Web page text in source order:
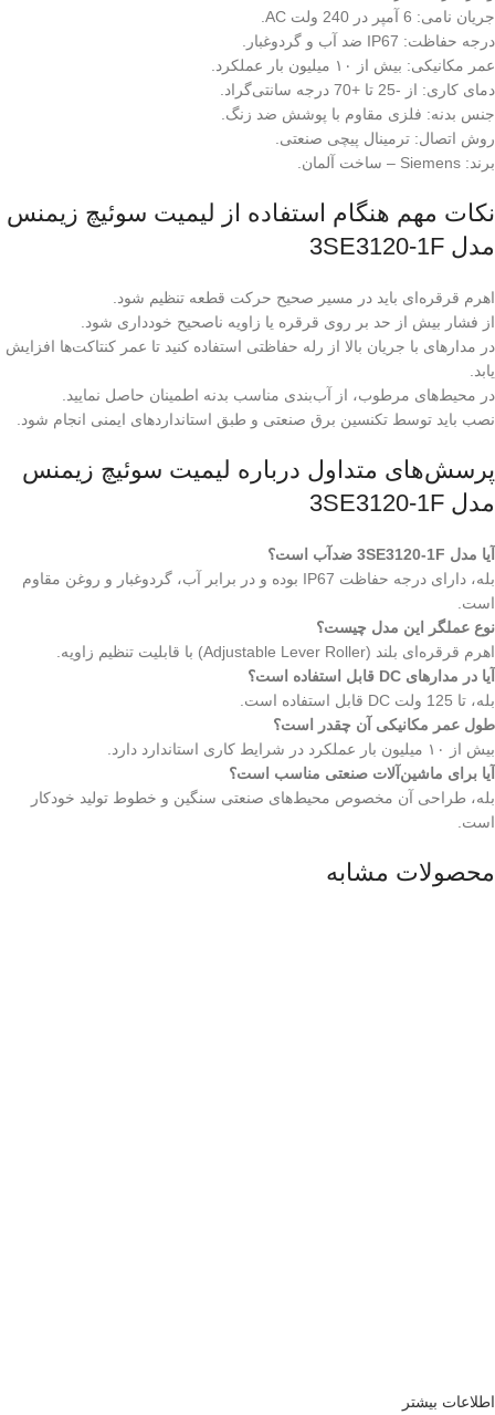
جریان نامی: 6 آمپر در 240 ولت AC.
درجه حفاظت: IP67 ضد آب و گردوغبار.
عمر مکانیکی: بیش از ۱۰ میلیون بار عملکرد.
دمای کاری: از -25 تا +70 درجه سانتی‌گراد.
جنس بدنه: فلزی مقاوم با پوشش ضد زنگ.
روش اتصال: ترمینال پیچی صنعتی.
برند: Siemens – ساخت آلمان.
نکات مهم هنگام استفاده از لیمیت سوئیچ زیمنس
مدل 3SE3120-1F
اهرم قرقره‌ای باید در مسیر صحیح حرکت قطعه تنظیم شود.
از فشار بیش از حد بر روی قرقره یا زاویه ناصحیح خودداری شود.
در مدارهای با جریان بالا از رله حفاظتی استفاده کنید تا عمر کنتاکت‌ها افزایش
یابد.
در محیط‌های مرطوب، از آب‌بندی مناسب بدنه اطمینان حاصل نمایید.
نصب باید توسط تکنسین برق صنعتی و طبق استانداردهای ایمنی انجام شود.
پرسش‌های متداول درباره لیمیت سوئیچ زیمنس
مدل 3SE3120-1F
آیا مدل 3SE3120-1F ضدآب است؟
بله، دارای درجه حفاظت IP67 بوده و در برابر آب، گردوغبار و روغن مقاوم
است.
نوع عملگر این مدل چیست؟
اهرم قرقره‌ای بلند (Adjustable Lever Roller) با قابلیت تنظیم زاویه.
آیا در مدارهای DC قابل استفاده است؟
بله، تا 125 ولت DC قابل استفاده است.
طول عمر مکانیکی آن چقدر است؟
بیش از ۱۰ میلیون بار عملکرد در شرایط کاری استاندارد دارد.
آیا برای ماشین‌آلات صنعتی مناسب است؟
بله، طراحی آن مخصوص محیط‌های صنعتی سنگین و خطوط تولید خودکار
است.
محصولات مشابه
اطلاعات بیشتر